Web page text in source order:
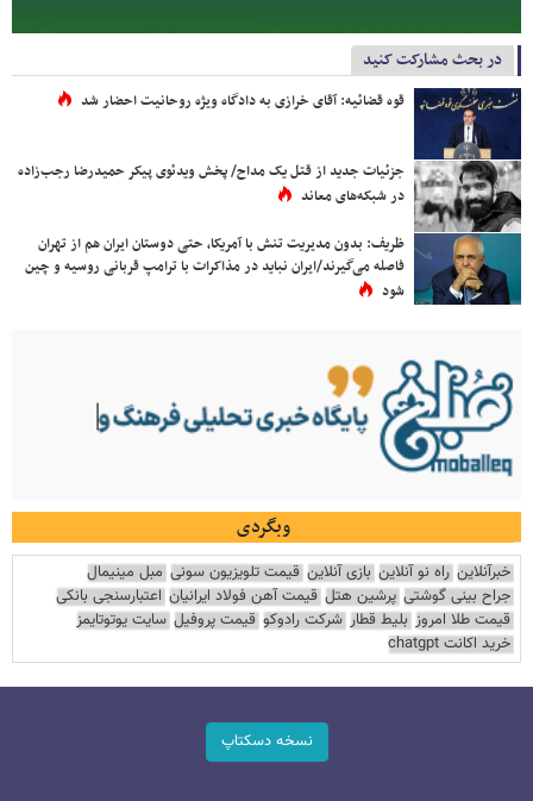
در بحث مشارکت کنید
قوه قضائیه: آقای خرازی به دادگاه ویژه روحانیت احضار شد
جزئیات جدید از قتل یک مداح/ پخش ویدئوی پیکر حمیدرضا رجب‌زاده
در شبکه‌های معاند
ظریف: بدون مدیریت تنش با آمریکا، حتی دوستان ایران هم از تهران
فاصله می‌گیرند/ایران نباید در مذاکرات با ترامپ قربانی روسیه و چین
شود
وبگردی
خبرآنلاین راه نو آنلاین بازی آنلاین قیمت تلویزیون سونی مبل مینیمال
جراح بینی گوشتی پرشین هتل قیمت آهن فولاد ایرانیان اعتبارسنجی بانکی
قیمت طلا امروز بلیط قطار شرکت رادوکو قیمت پروفیل سایت یوتوتایمز
خرید اکانت chatgpt
نسخه دسکتاپ